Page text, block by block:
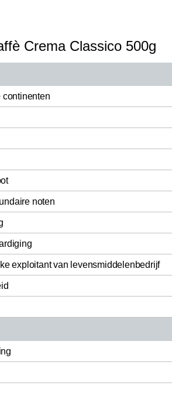
Crema Classico 500g
continenten
noten
exploitant van levensmiddelenbedrijf